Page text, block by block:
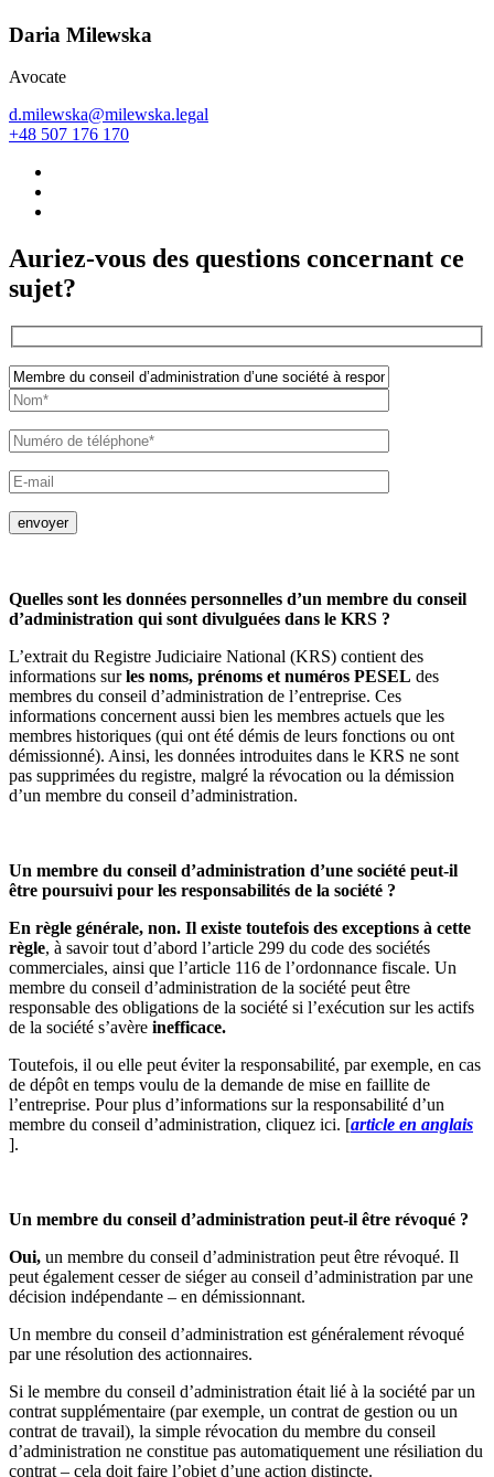
Daria Milewska
Avocate
d.milewska@milewska.legal
+48 507 176 170
Auriez-vous des questions concernant ce
sujet?
envoyer
Quelles sont les données personnelles d’un membre du conseil
d’administration qui sont divulguées dans le KRS ?
L’extrait du Registre Judiciaire National (KRS) contient des
informations surles noms, prénoms et numéros PESEL des
membres du conseil d’administration de l’entreprise. Ces
informations concernent aussi bien les membres actuels que les
membres historiques (qui ont été démis de leurs fonctions ou ont
démissionné). Ainsi, les données introduites dans le KRS ne sont
pas supprimées du registre, malgré la révocation ou la démission
d’un membre du conseil d’administration.
Un membre du conseil d’administration d’une société peut-il
être poursuivi pour les responsabilités de la société ?
En règle générale, non. Il existe toutefois des exceptions à cette
règle, à savoir tout d’abord l’article 299 du code des sociétés
commerciales, ainsi que l’article 116 de l’ordonnance fiscale. Un
membre du conseil d’administration de la société peut être
responsable des obligations de la société si l’exécution sur les actifs
de la société s’avère inefficace.
Toutefois, il ou elle peut éviter la responsabilité, par exemple, en cas
de dépôt en temps voulu de la demande de mise en faillite de
l’entreprise. Pour plus d’informations sur la responsabilité d’un
membre du conseil d’administration, cliquez ici. [article en anglais
].
Un membre du conseil d’administration peut-il être révoqué ?
Oui, un membre du conseil d’administration peut être révoqué. Il
peut également cesser de siéger au conseil d’administration par une
décision indépendante – en démissionnant.
Un membre du conseil d’administration est généralement révoqué
par une résolution des actionnaires.
Si le membre du conseil d’administration était lié à la société par un
contrat supplémentaire (par exemple, un contrat de gestion ou un
contrat de travail), la simple révocation du membre du conseil
d’administration ne constitue pas automatiquement une résiliation du
contrat – cela doit faire l’objet d’une action distincte.